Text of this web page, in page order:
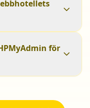
för